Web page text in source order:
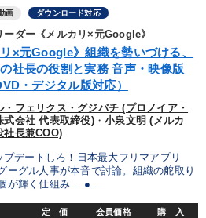
画 ダウンロード対応
ーダー《メルカリ×元Google》
リ×元Google》組織を勢いづける、
社長の役割と実務 音声・映像版
・デジタル版対応）
・フェリクス・グジバチ (プロノイア・
式会社 代表取締役)・小泉文明 (メルカ
長兼COO)
プデートしろ！日本最大フリマアプリ
ーグル人事が本音で討論。組織の舵取り
が輝く仕組み… ●...
定 価 会員価格 購 入